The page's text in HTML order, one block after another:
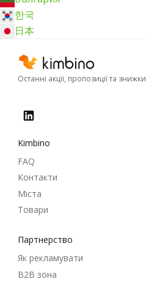
한국
日本
Останні акції, пропозиції та знижки
Kimbino
FAQ
Контакти
Міста
Товари
Партнерство
Як рекламувати
B2B зона